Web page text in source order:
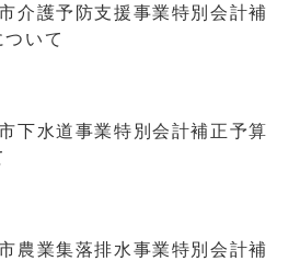
介護予防支援事業特別会計補
いて
下水道事業特別会計補正予算
農業集落排水事業特別会計補